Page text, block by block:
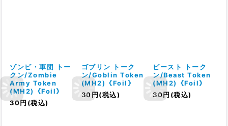
ゾンビ・軍団 トー
クン/Zombie
Army Token
(MH2)《Foil》
30 円 (税込)
ゴブリン トーク
ン/Goblin Token
(MH2)《Foil》
30 円 (税込)
ビースト トーク
ン/Beast Token
(MH2)《Foil》
30円 (税込)